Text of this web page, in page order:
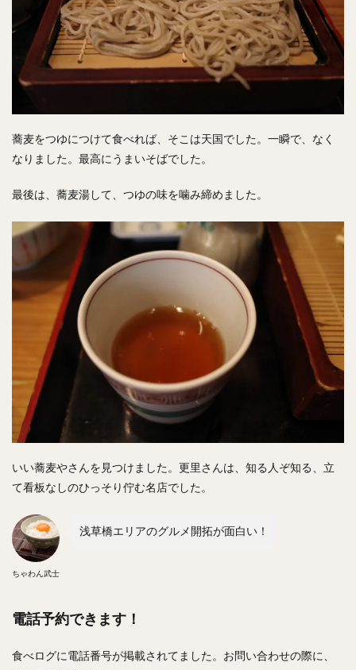
蕎麦をつゆにつけて食べれば、そこは天国でした。一瞬で、なく
なりました。 最高にうまいそばでした。
最後は、蕎麦湯して、つゆの味を噛み締めました。
いい蕎麦やさんを見つけました。更里さんは、知る人ぞ知る、立
て看板なしのひっそり佇む名店でした。
ちゃわん武士
浅草橋エリアのグルメ開拓が面白い！
電話予約できます！
食べログに電話番号が掲載されてました。お問い合わせの際に、